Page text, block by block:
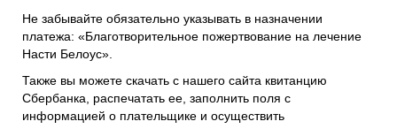
Не забывайте обязательно указывать в назначении
платежа: «Благотворительное пожертвование на лечение
Насти Белоус».
Также вы можете скачать с нашего сайта квитанцию
Сбербанка, распечатать ее, заполнить поля с
информацией о плательщике и осуществить